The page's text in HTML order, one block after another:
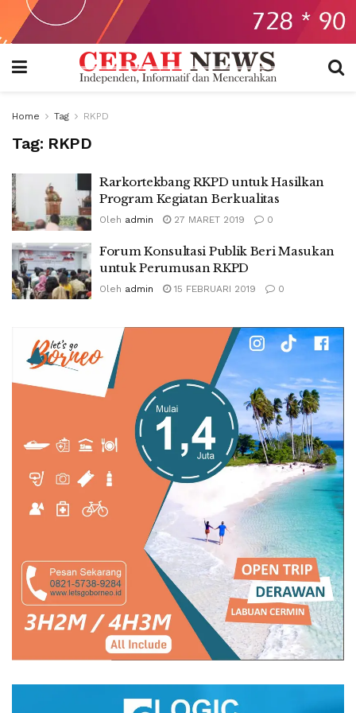
Home Tag RKPD
Tag: RKPD
Rarkortekbang RKPD untuk Hasilkan
Program Kegiatan Berkualitas
Oleh admin 27 MARET 2019 0
Forum Konsultasi Publik Beri Masukan
untuk Perumusan RKPD
Oleh admin 15 FEBRUARI 2019 0